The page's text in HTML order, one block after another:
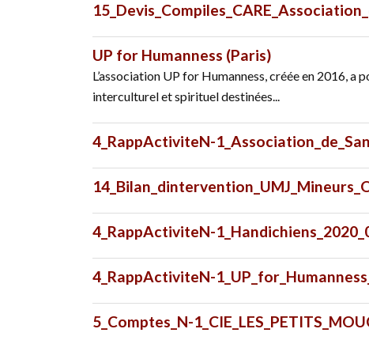
UP for Humanness (Paris)
L’association UP for Humanness, créée en 2016,
interculturel et spirituel destinées...
4_RappActiviteN-
4_RappActiviteN-
4_RappActiviteN-
5_Comptes_N-